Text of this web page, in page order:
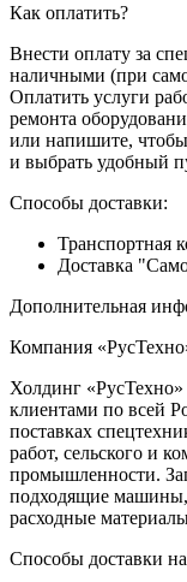
Как оплатить?
Внести оплату за
наличными (при
Оплатить услуги
ремонта
или напишите, чтобы
и выбрать удобный
Способы доставки:
Транспортная
Доставка
Дополнительная
Компания
Холдинг «РусТехно»
клиентами по всей
поставках
работ, сельского и
промышленности.
подходящие машины,
расходные
Способы доставки